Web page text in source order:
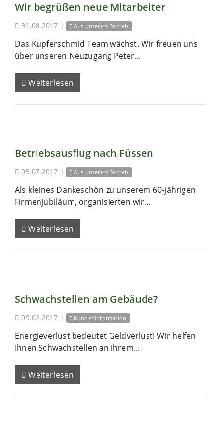
Wir begrüßen neue Mitarbeiter
31.08.2017 | Aus unserem Betrieb
Das Kupferschmid Team wächst. Wir freuen uns
über unseren Neuzugang Peter...
Weiterlesen
Betriebsausflug nach Füssen
05.07.2017 | Aus unserem Betrieb
Als kleines Dankeschön zu unserem 60-jährigen
Firmenjubiläum, organisierten wir...
Weiterlesen
Schwachstellen am Gebäude?
09.02.2017 | Kundeninformation
Energieverlust bedeutet Geldverlust! Wir helfen
Ihnen Schwachstellen an ihrem...
Weiterlesen